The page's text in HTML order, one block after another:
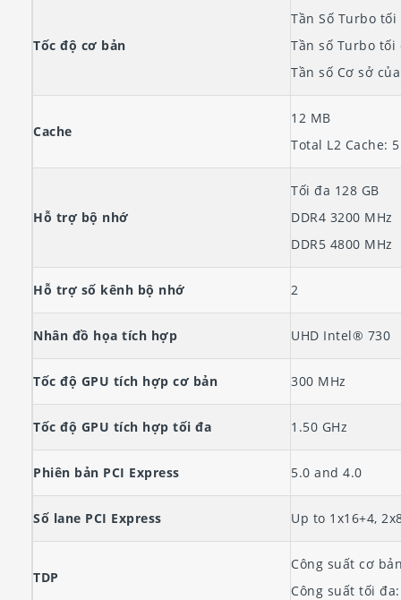
Tốc độ cơ bản
Tần Số Turbo tối
Tần số Turbo tối
Tần số Cơ sở
Cache
12 MB
Total L2 Cache:
Hỗ trợ bộ nhớ
Tối đa 128 GB
DDR4 3200 MHz
DDR5 4800 MHz
Hỗ trợ số kênh bộ nhớ 2
Nhân đồ họa tích hợp UHD Intel® 730
Tốc độ GPU tích hợp cơ bản 300 MHz
Tốc độ GPU tích hợp tối đa 1.50 GHz
Phiên bản PCI Express 5.0 and 4.0
Số lane PCI Express Up to 1x16+4,
TDP
Công suất cơ
Công suất tối